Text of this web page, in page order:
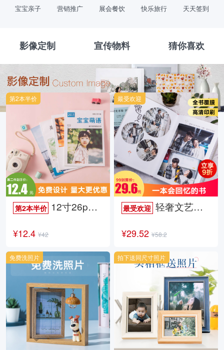
宝宝亲子 营销推广 展会餐饮 快乐旅行 天天签到
影像定制 宣传物料 猜你喜欢
第2本半价 12寸26p时尚杂志册
¥12.4 ¥42
第2本半价
最受欢迎 轻奢文艺照片书
¥29.52 ¥58.2
最受欢迎
免费洗照片 拍下送同尺寸照片